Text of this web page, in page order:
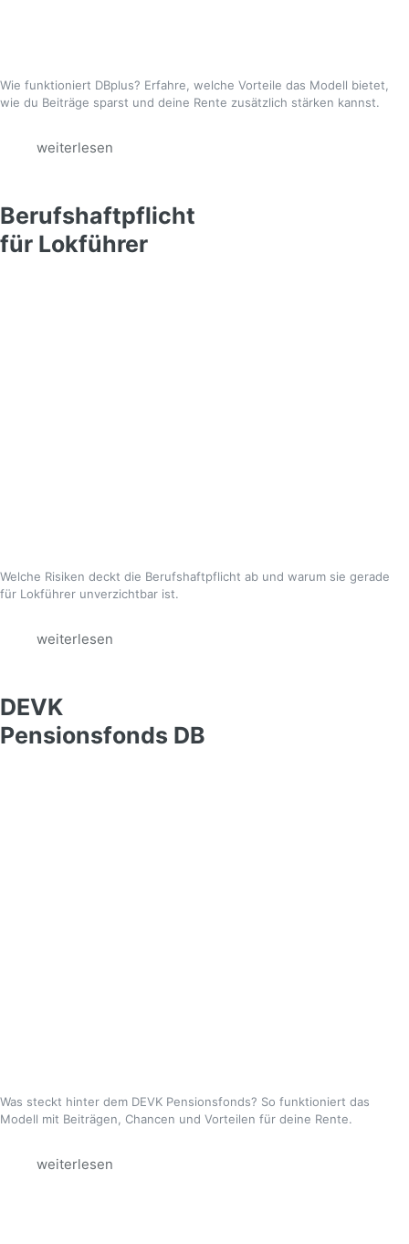
Wie funktioniert DBplus? Erfahre, welche Vorteile das Modell bietet,
wie du Beiträge sparst und deine Rente zusätzlich stärken kannst.
weiterlesen
Berufshaftpflicht
für Lokführer
Welche Risiken deckt die Berufshaftpflicht ab und warum sie gerade
für Lokführer unverzichtbar ist.
weiterlesen
DEVK
Pensionsfonds DB
Was steckt hinter dem DEVK Pensionsfonds? So funktioniert das
Modell mit Beiträgen, Chancen und Vorteilen für deine Rente.
weiterlesen